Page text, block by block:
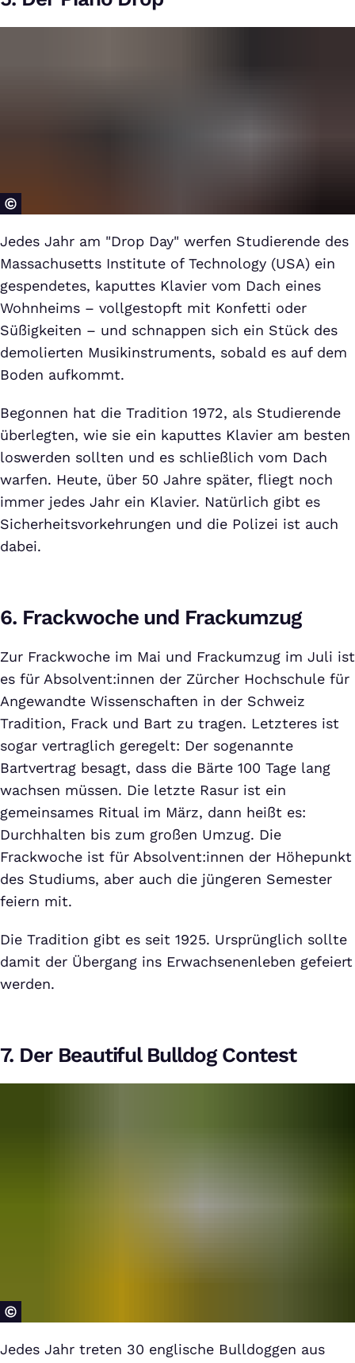
Jedes Jahr am "Drop Day" werfen Studierende des
Massachusetts Institute of Technology (USA) ein
gespendetes, kaputtes Klavier vom Dach eines
Wohnheims – vollgestopft mit Konfetti oder
Süßigkeiten – und schnappen sich ein Stück des
demolierten Musikinstruments, sobald es auf dem
Boden aufkommt.
Begonnen hat die Tradition 1972, als Studierende
überlegten, wie sie ein kaputtes Klavier am besten
loswerden sollten und es schließlich vom Dach
warfen. Heute, über 50 Jahre später, fliegt noch
immer jedes Jahr ein Klavier. Natürlich gibt es
Sicherheitsvorkehrungen und die Polizei ist auch
dabei.
6. Frackwoche und Frackumzug
Zur Frackwoche im Mai und Frackumzug im Juli ist
es für Absolvent:innen der Zürcher Hochschule für
Angewandte Wissenschaften in der Schweiz
Tradition, Frack und Bart zu tragen. Letzteres ist
sogar vertraglich geregelt: Der sogenannte
Bartvertrag besagt, dass die Bärte 100 Tage lang
wachsen müssen. Die letzte Rasur ist ein
gemeinsames Ritual im März, dann heißt es:
Durchhalten bis zum großen Umzug. Die
Frackwoche ist für Absolvent:innen der Höhepunkt
des Studiums, aber auch die jüngeren Semester
feiern mit.
Die Tradition gibt es seit 1925. Ursprünglich sollte
damit der Übergang ins Erwachsenenleben gefeiert
werden.
7. Der Beautiful Bulldog Contest
Jedes Jahr treten 30 englische Bulldoggen aus